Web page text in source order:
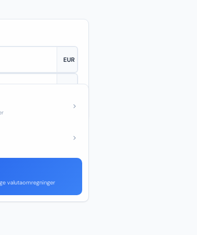
valutaomregninger